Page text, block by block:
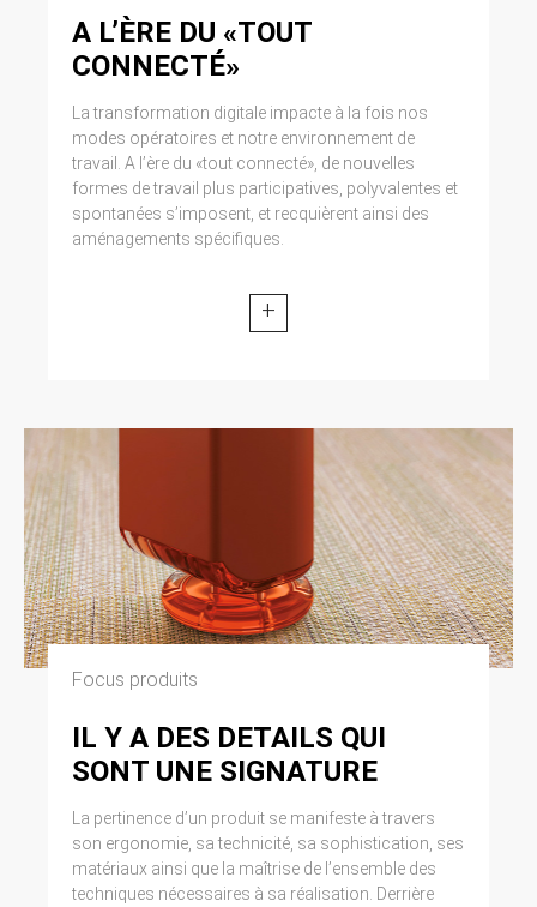
A L’ÈRE DU «TOUT
CONNECTÉ»
La transformation digitale impacte à la fois nos
modes opératoires et notre environnement de
travail. A l’ère du «tout connecté», de nouvelles
formes de travail plus participatives, polyvalentes et
spontanées s’imposent, et recquièrent ainsi des
aménagements spécifiques.
+
Focus produits
IL Y A DES DETAILS QUI
SONT UNE SIGNATURE
La pertinence d’un produit se manifeste à travers
son ergonomie, sa technicité, sa sophistication, ses
matériaux ainsi que la maîtrise de l’ensemble des
techniques nécessaires à sa réalisation. Derrière